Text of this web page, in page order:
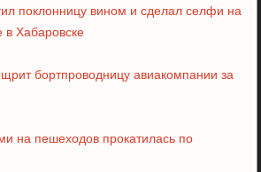
поклонницу вином и сделал селфи на
Хабаровске
бортпроводницу авиакомпании за
на пешеходов прокатилась по